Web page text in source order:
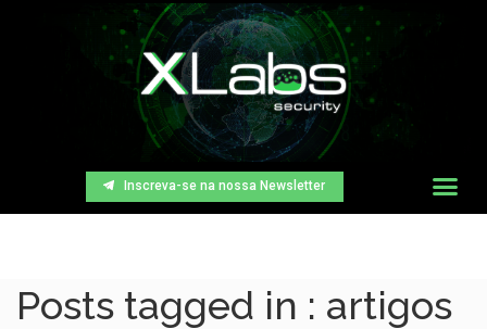
Inscreva-se na nossa Newsletter
Posts tagged in : artigos